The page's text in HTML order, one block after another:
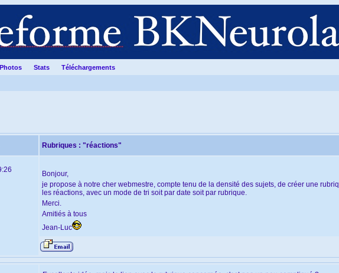
Photos Stats Téléchargements
Rubriques : "réactions"
Bonjour,
je propose à notre cher webmestre, compte tenu de la densité des sujets, de créer une
les réactions, avec un mode de tri soit par date soit par rubrique.
Merci.
Amitiés à tous
Jean-Luc